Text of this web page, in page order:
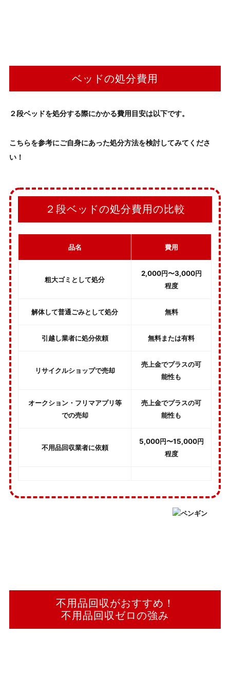
ベッドの処分費用
２段ベッドを処分する際にかかる費用目安は以下です。
こちらを参考にご自身にあった処分方法を検討してみてくださ
い！
２段ベッドの処分費用の比較
品名 費用
粗大ゴミとして処分
2,000円〜3,000円
程度
解体して普通ごみとして処分 無料
引越し業者に処分依頼 無料または有料
リサイクルショップで売却
売上金でプラスの可
能性も
オークション・フリマアプリ等
での売却
売上金でプラスの可
能性も
不用品回収業者に依頼
5,000円〜15,000円
程度
不用品回収がおすすめ！
不用品回収ゼロの強み